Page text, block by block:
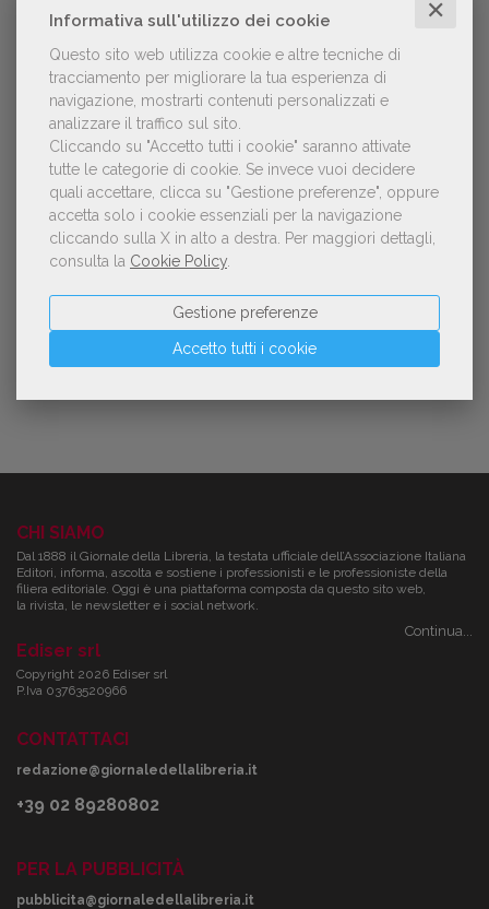
Informativa sull'utilizzo dei cookie ✕
Questo sito web utilizza cookie e altre tecniche di
tracciamento per migliorare la tua esperienza di
navigazione, mostrarti contenuti personalizzati e
analizzare il traffico sul sito.
Cliccando su "Accetto tutti i cookie" saranno attivate
tutte le categorie di cookie. Se invece vuoi decidere
quali accettare, clicca su "Gestione preferenze", oppure
accetta solo i cookie essenziali per la navigazione
cliccando sulla X in alto a destra. Per maggiori dettagli,
consulta la Cookie Policy
Accetto tutti i cookie
Gestione preferenze
NOTIZIE DALL'AIE
Il Premio Inge Feltrinelli apre le
candidature per la quinta edizione,
dedicata al tema della pace
della China Shanghai International
Children's Book Fair 2026. Candidature
entro il 21 luglio 2026
CHI SIAMO
Dal 1888 il Giornale della Libreria, la testata ufficiale dell’Associazione Italiana
Editori, informa, ascolta e sostiene i professionisti e le professioniste della
filiera editoriale. Oggi è una piattaforma composta da questo sito web,
la rivista, le newsletter e i social network.
Continua...
Ediser srl
Copyright 2026 Ediser srl
P.Iva 03763520966
CONTATTACI
redazione@giornaledellalibreria.it
+39 02 89280802
PER LA PUBBLICITÀ
pubblicita@giornaledellalibreria.it